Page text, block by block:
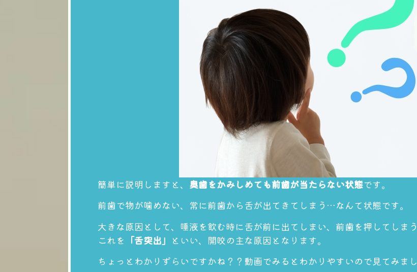
簡単に説明しますと、 奥歯をかみしめても前歯が当たらない状態です。
前歯で物が噛めない、常に前歯から舌が出てきてしまう…なんて状態です。
大きな原因として、唾液を飲む時に舌が前に出てしまい、前歯を押してしま
これを 「舌突出」 といい、開咬の主な原因となります。
ちょっとわかりずらいですかね？？動画でみるとわかりやすいので見てみまし